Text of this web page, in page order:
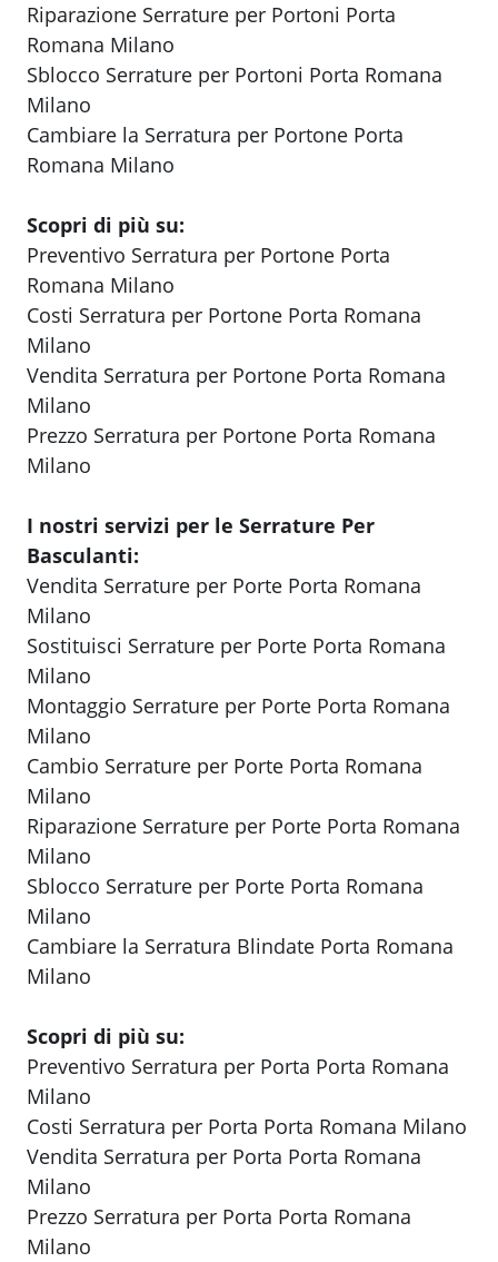
Riparazione Serrature per Portoni Porta
Romana Milano
Sblocco Serrature per Portoni Porta Romana
Milano
Cambiare la Serratura per Portone Porta
Romana Milano
Scopri di più su:
Preventivo Serratura per Portone Porta
Romana Milano
Costi Serratura per Portone Porta Romana
Milano
Vendita Serratura per Portone Porta Romana
Milano
Prezzo Serratura per Portone Porta Romana
Milano
I nostri servizi per le Serrature Per
Basculanti:
Vendita Serrature per Porte Porta Romana
Milano
Sostituisci Serrature per Porte Porta Romana
Milano
Montaggio Serrature per Porte Porta Romana
Milano
Cambio Serrature per Porte Porta Romana
Milano
Riparazione Serrature per Porte Porta Romana
Milano
Sblocco Serrature per Porte Porta Romana
Milano
Cambiare la Serratura Blindate Porta Romana
Milano
Scopri di più su:
Preventivo Serratura per Porta Porta Romana
Milano
Costi Serratura per Porta Porta Romana Milano
Vendita Serratura per Porta Porta Romana
Milano
Prezzo Serratura per Porta Porta Romana
Milano